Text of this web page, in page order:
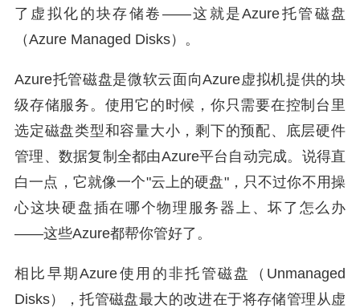
了虚拟化的块存储卷——这就是Azure托管磁盘
（Azure Managed Disks）。
Azure托管磁盘是微软云面向Azure虚拟机提供的块
级存储服务。使用它的时候，你只需要在控制台里
选定磁盘类型和容量大小，剩下的预配、底层硬件
管理、数据复制全都由Azure平台自动完成。说得直
白一点，它就像一个"云上的硬盘"，只不过你不用操
心这块硬盘插在哪个物理服务器上、坏了怎么办
——这些Azure都帮你管好了。
相比早期Azure使用的非托管磁盘（Unmanaged
Disks），托管磁盘最大的改进在于将存储管理从虚